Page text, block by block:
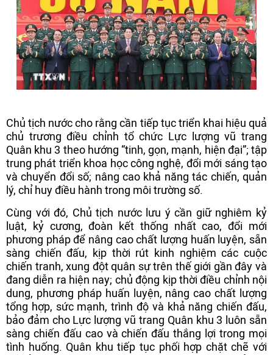
Chủ tịch nước cho rằng cần tiếp tục triển khai hiệu quả
chủ trương điều chỉnh tổ chức Lực lượng vũ trang
Quân khu 3 theo hướng “tinh, gọn, mạnh, hiện đại”; tập
trung phát triển khoa học công nghệ, đổi mới sáng tạo
và chuyển đổi số; nâng cao khả năng tác chiến, quản
lý, chỉ huy điều hành trong môi trường số.
Cùng với đó, Chủ tịch nước lưu ý cần giữ nghiêm kỷ
luật, kỷ cương, đoàn kết thống nhất cao, đổi mới
phương pháp để nâng cao chất lượng huấn luyện, sẵn
sàng chiến đấu, kịp thời rút kinh nghiệm các cuộc
chiến tranh, xung đột quân sự trên thế giới gần đây và
đang diễn ra hiện nay; chủ động kịp thời điều chỉnh nội
dung, phương pháp huấn luyện, nâng cao chất lượng
tổng hợp, sức mạnh, trình độ và khả năng chiến đấu,
bảo đảm cho Lực lượng vũ trang Quân khu 3 luôn sẵn
sàng chiến đấu cao và chiến đấu thắng lợi trong mọi
tình huống. Quân khu tiếp tục phối hợp chặt chẽ với